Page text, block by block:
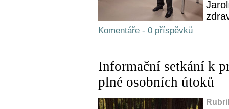
Komentáře - 0 příspěvků
Informační setkání k
plné osobních útoků